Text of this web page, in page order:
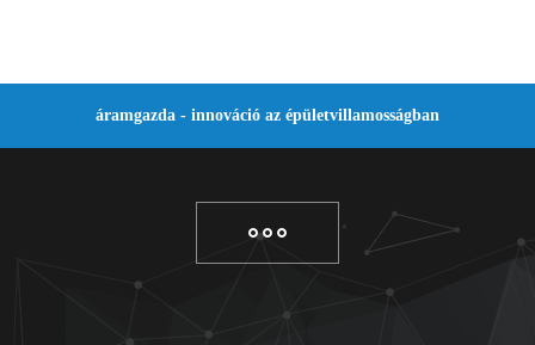
áramgazda - innováció az épületvillamosságban